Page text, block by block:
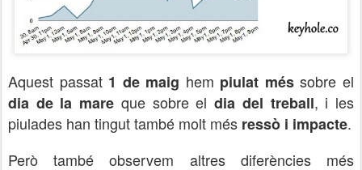
Aquest passat 1 de maig hem piulat méssobre el
dia de la mare que sobre eldia del treball, i les
piulades han tingut també molt més ressò i impacte.
Però també observem altres diferències més